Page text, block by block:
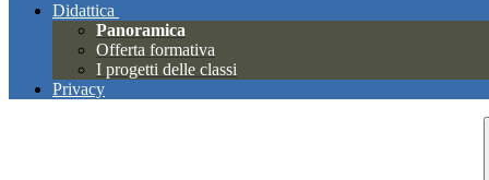
Didattica
Panoramica
Offerta formativa
I progetti delle classi
Privacy